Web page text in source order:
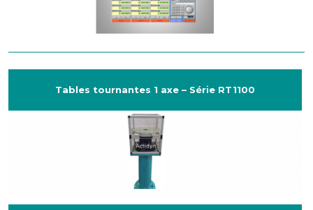
Tables tournantes 1 axe – Série RT1100